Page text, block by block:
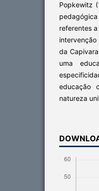
Popkewitz
referentes
da
uma
educação
natureza